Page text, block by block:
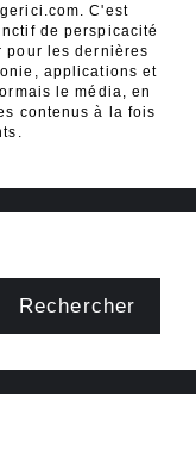
C'est
de perspicacité
pour les dernières
applications et
le média, en
contenus à la fois
Rechercher